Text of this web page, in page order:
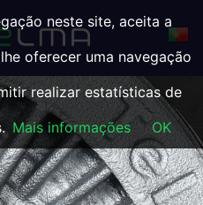
neste site, aceita a
oferecer uma navegação
realizar estatísticas de
Mais informações OK